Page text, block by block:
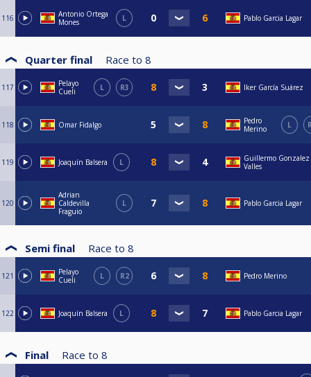
116
Antonio Ortega
Mones
L Pablo Garcia Lagar
Quarter final Race to 8
117
Pelayo
Cueli
L R3 Iker García Suárez
118 Omar Fidalgo
Pedro
Merino
L
119 Joaquín Balsera L
Guillermo Gonzalez
Valles
120
Adrian
Caldevilla
Fraguio
L Pablo Garcia Lagar
Semi final Race to 8
121
Pelayo
Cueli
L R2 Pedro Merino
122 Joaquín Balsera L Pablo Garcia Lagar
Final Race to 8